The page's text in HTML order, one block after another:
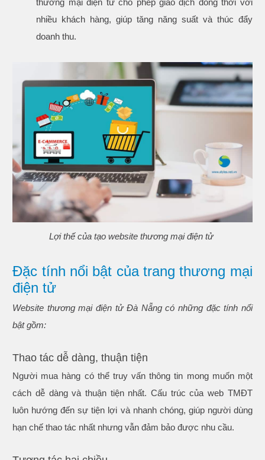
thương mại điện tử cho phép giao dịch đồng thời với
nhiều khách hàng, giúp tăng năng suất và thúc đẩy
doanh thu.
Lợi thế của tạo website thương mại điện tử
Đặc tính nổi bật của trang thương mại
điện tử
Website thương mại điện tử Đà Nẵng có những đặc tính nổi
bật gồm:
Thao tác dễ dàng, thuận tiện
Người mua hàng có thể truy vấn thông tin mong muốn một
cách dễ dàng và thuận tiện nhất. Cấu trúc của web TMĐT
luôn hướng đến sự tiện lợi và nhanh chóng, giúp người dùng
hạn chế thao tác nhất nhưng vẫn đảm bảo được nhu cầu.